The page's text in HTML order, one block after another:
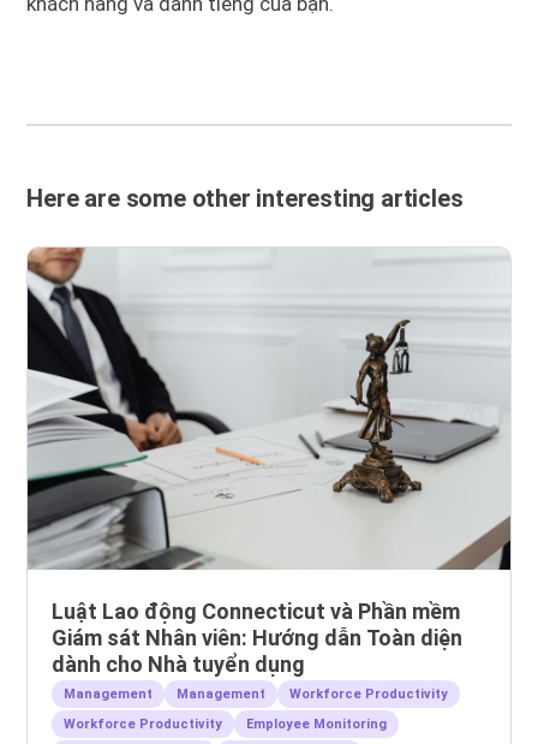
Here are some other interesting articles
Luật Lao động Connecticut và Phần mềm
Giám sát Nhân viên: Hướng dẫn Toàn diện
dành cho Nhà tuyển dụng
Management Management
Workforce Productivity
Workforce Productivity
Employee Monitoring